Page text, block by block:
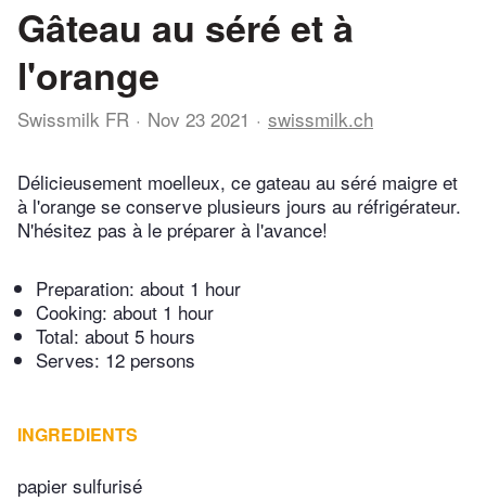
Gâteau au séré et à
l'orange
Swissmilk FR Nov 23 2021 swissmilk.ch
Délicieusement moelleux, ce gateau au séré maigre et
à l'orange se conserve plusieurs jours au réfrigérateur.
N'hésitez pas à le préparer à l'avance!
Preparation: about 1 hour
Cooking: about 1 hour
Total: about 5 hours
Serves: 12 persons
INGREDIENTS
papier sulfurisé